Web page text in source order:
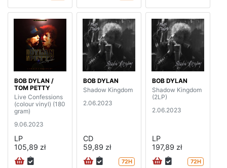
BOB DYLAN /
TOM PETTY
Live Confessions
(colour vinyl) (180
gram)
9.06.2023
LP
105,89 zł
BOB DYLAN
Shadow Kingdom
2.06.2023
CD
59,89 zł
72H
BOB DYLAN
Shadow Kingdom
(2LP)
2.06.2023
LP
197,89 zł
72H